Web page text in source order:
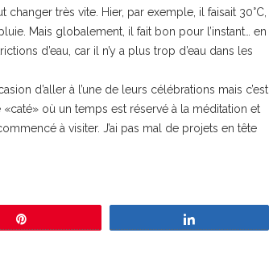
très vite. Hier, par exemple, il faisait 30°C,
Mais globalement, il fait bon pour l’instant… en
d’eau, car il n’y a plus trop d’eau dans les
d’aller à l’une de leurs célébrations mais c’est
où un temps est réservé à la méditation et
à visiter. J’ai pas mal de projets en tête